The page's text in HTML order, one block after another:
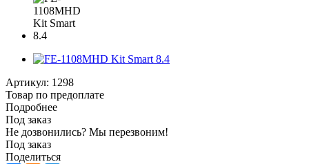
Артикул: 1298
Товар по предоплате
Подробнее
Под заказ
Не дозвонились? Мы перезвоним!
Под заказ
Поделиться